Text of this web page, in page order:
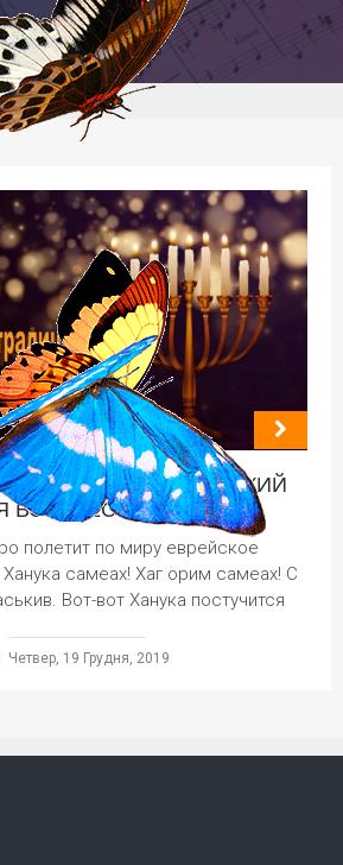
ТРАДИЦИИ. БИБЛЕЙСКИЙ
ВОСКРЕСНОЙ ШКОЛЫ
полетит по миру еврейское
Ханука самеах! Хаг орим самеах! С
Вот-вот Ханука постучится
Четвер, 19 Грудня, 2019